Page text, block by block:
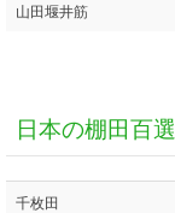
山田堰井筋
日本の棚田百選
千枚田